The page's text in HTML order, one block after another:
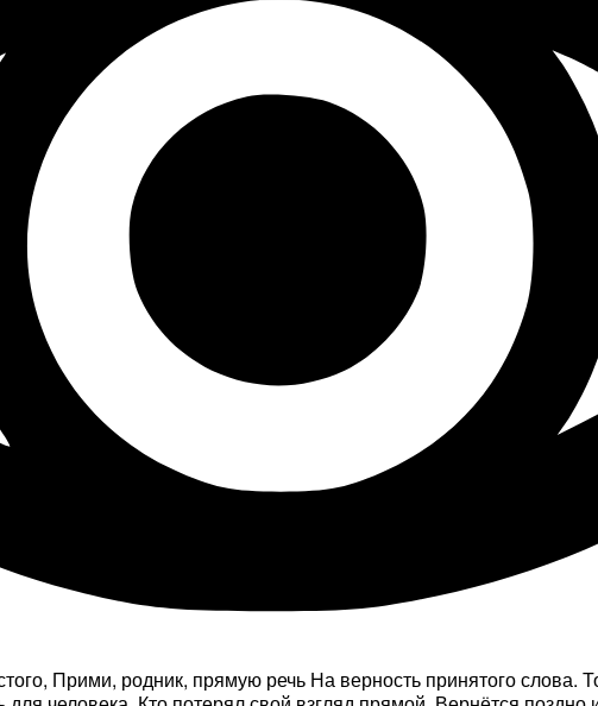
Прими, родник, прямую речь На верность принятого слова.